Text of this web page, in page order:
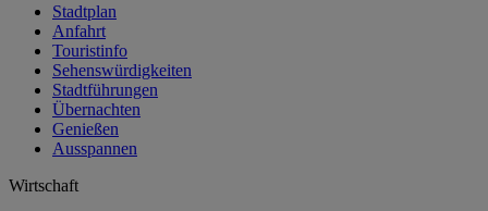
Stadtplan
Anfahrt
Touristinfo
Sehenswürdigkeiten
Stadtführungen
Übernachten
Genießen
Ausspannen
Wirtschaft